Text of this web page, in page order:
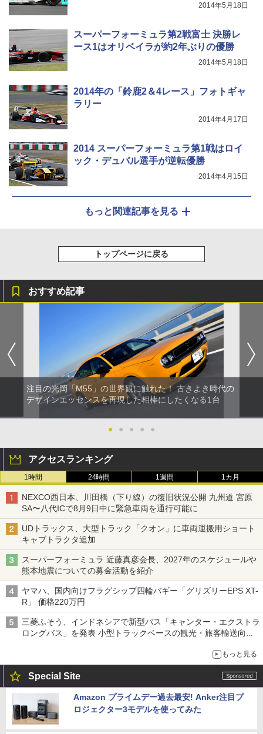
2014年5月18日
スーパーフォーミュラ第2戦富士 決勝レ
ース1はオリベイラが約2年ぶりの優勝
2014年5月18日
2014年の「鈴鹿2＆4レース」フォトギャ
ラリー
2014年4月17日
2014 スーパーフォーミュラ第1戦はロイ
ック・デュバル選手が逆転優勝
2014年4月15日
もっと関連記事を見る
トップページに戻る
おすすめ記事
注目の光岡「M55」の世界観に触れた！ 古きよき時代の
デザインエッセンスを再現した相棒にしたくなる1台
● ● ● ● ●
アクセスランキング
1時間 24時間 1週間 1カ月
NEXCO西日本、川田橋（下り線）の復旧状況公開 九州道 宮原
SA〜八代ICで8月9日中に緊急車両を通行可能に
UDトラックス、大型トラック「クオン」に車両運搬用ショート
キャブトラクタ追加
スーパーフォーミュラ 近藤真彦会長、2027年のスケジュールや
熊本地震についての募金活動を紹介
ヤマハ、国内向けフラグシップ四輪バギー「グリズリーEPS XT-
R」 価格220万円
三菱ふそう、インドネシアで新型バス「キャンター・エクストラ
ロングバス」を発表 小型トラックベースの観光・旅客輸送向け
もっと見る
Special Site
Amazon プライムデー過去最安! Anker注目プ
ロジェクター3モデルを使ってみた